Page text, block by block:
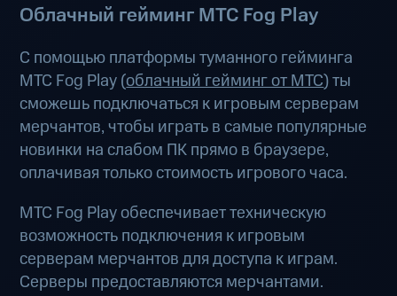
Облачный гейминг МТС Fog Play
С помощью платформы туманного гейминга
МТС Fog Play (облачный гейминг от МТС) ты
сможешь подключаться к игровым серверам
мерчантов, чтобы играть в самые популярные
новинки на слабом ПК прямо в браузере,
оплачивая только стоимость игрового часа.
МТС Fog Play обеспечивает техническую
возможность подключения к игровым
серверам мерчантов для доступа к играм.
Серверы предоставляются мерчантами.